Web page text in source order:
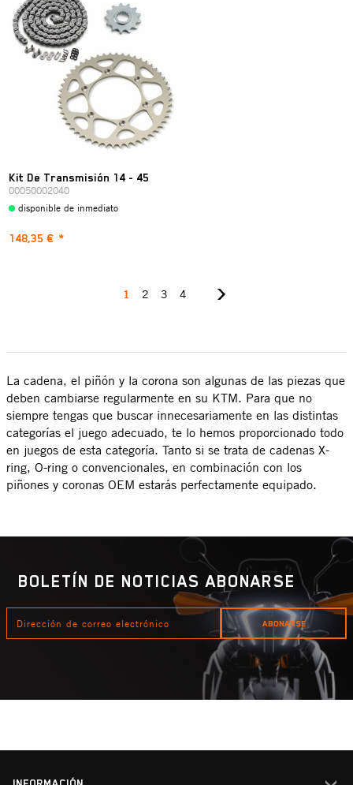
Kit De Transmisión 14 - 45
00050002040
disponible de inmediato
148,35 € *
1 2 3 4
La cadena, el piñón y la corona son algunas de las piezas que
deben cambiarse regularmente en su KTM. Para que no
siempre tengas que buscar innecesariamente en las distintas
categorías el juego adecuado, te lo hemos proporcionado todo
en juegos de esta categoría. Tanto si se trata de cadenas X-
ring, O-ring o convencionales, en combinación con los
piñones y coronas OEM estarás perfectamente equipado.
BOLETÍN DE NOTICIAS ABONARSE
CORREO
ABONARSE